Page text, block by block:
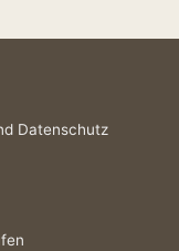
Datenschutz